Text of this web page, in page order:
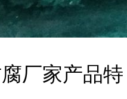
厂家产品特